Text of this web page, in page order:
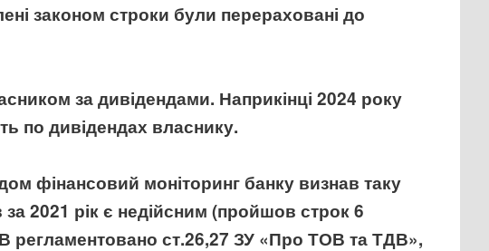
законом строки були перераховані до
за дивідендами. Наприкінці 2024 року
по дивідендах власнику.
фінансовий моніторинг банку визнав таку
2021 рік є недійсним (пройшов строк 6
регламентовано ст.26,27 ЗУ «Про ТОВ та ТДВ»,